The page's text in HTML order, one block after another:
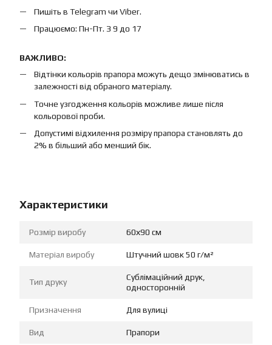
Пишіть в Telegram чи Viber.
Працюємо: Пн-Пт. З 9 до 17
ВАЖЛИВО:
Відтінки кольорів прапора можуть дещо змінюватись в
залежності від обраного матеріалу.
Точне узгодження кольорів можливе лише після
кольорової проби.
Допустимі відхилення розміру прапора становлять до
2% в більший або менший бік.
Характеристики
Розмір виробу 60х90 см
Матеріал виробу Штучний шовк 50 г/м²
Тип друку
Сублімаційний друк,
односторонній
Призначення Для вулиці
Вид Прапори